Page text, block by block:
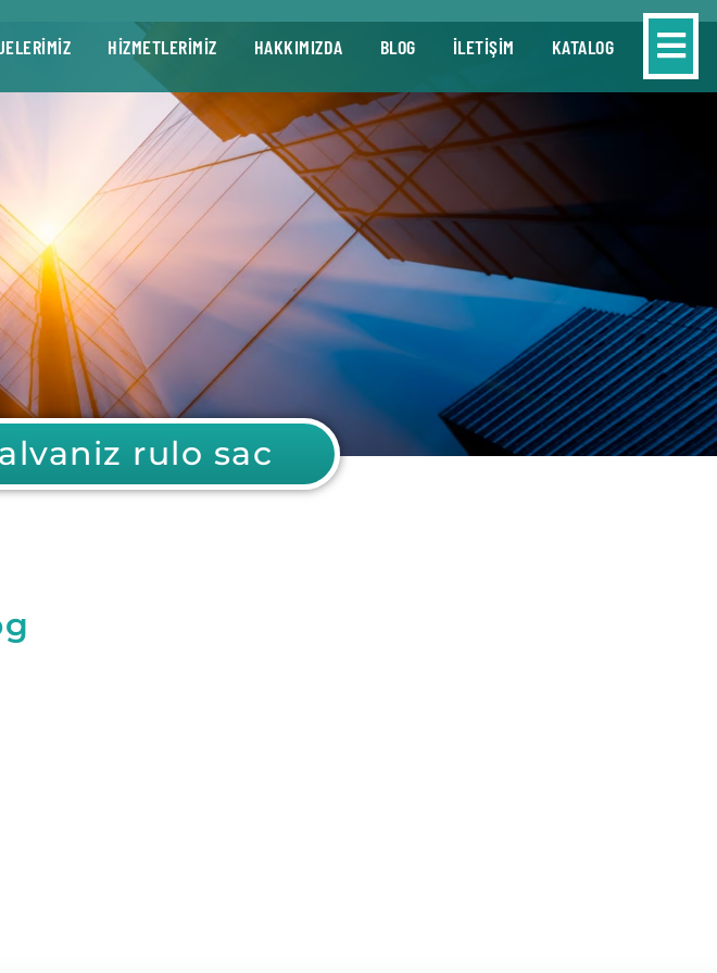
HİZMETLERİMİZ HAKKIMIZDA BLOG İLETİŞİM KATALOG
rulo sac